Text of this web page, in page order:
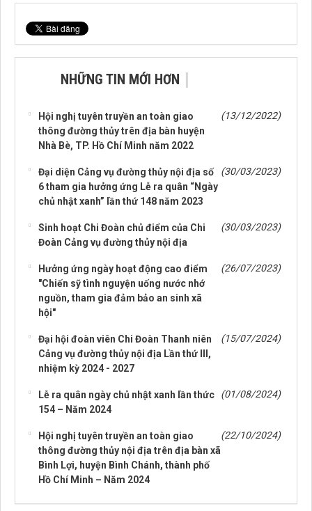
NHỮNG TIN MỚI HƠN
Hội nghị tuyên truyền an toàn giao
thông đường thủy trên địa bàn huyện
Nhà Bè, TP. Hồ Chí Minh năm 2022
(13/12/2022)
Đại diện Cảng vụ đường thủy nội địa số
6 tham gia hưởng ứng Lễ ra quân “Ngày
chủ nhật xanh” lần thứ 148 năm 2023
(30/03/2023)
Sinh hoạt Chi Đoàn chủ điểm của Chi
Đoàn Cảng vụ đường thủy nội địa
(30/03/2023)
Hưởng ứng ngày hoạt động cao điểm
"Chiến sỹ tình nguyện uống nước nhớ
nguồn, tham gia đảm bảo an sinh xã
hội"
(26/07/2023)
Đại hội đoàn viên Chi Đoàn Thanh niên
Cảng vụ đường thủy nội địa Lần thứ III,
nhiệm kỳ 2024 - 2027
(15/07/2024)
Lễ ra quân ngày chủ nhật xanh lần thức
154 – Năm 2024
(01/08/2024)
Hội nghị tuyên truyền an toàn giao
thông đường thủy nội địa trên địa bàn xã
Bình Lợi, huyện Bình Chánh, thành phố
Hồ Chí Minh – Năm 2024
(22/10/2024)